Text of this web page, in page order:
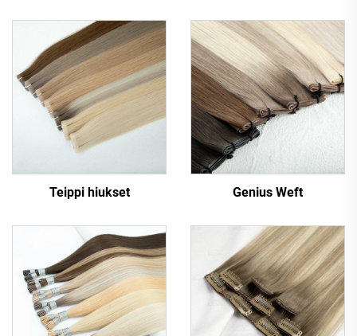
Teippi hiukset Genius Weft